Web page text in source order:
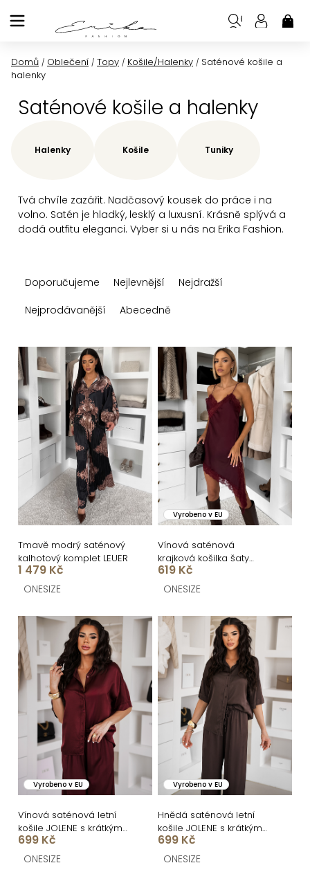
na
Domů / Oblečení / Topy / Košile/Halenky / Saténové košile a
halenky
Saténové košile a halenky
Tvá chvíle zazářit. Nadčasový kousek do práce i na
volno. Satén je hladký, lesklý a luxusní. Krásně splývá a
dodá outfitu eleganci. Vyber si u nás na Erika Fashion.
Halenky Košile Tuniky
a
n
í
p
r
o
d
u
k
t
ů
Doporučujeme Nejlevnější
Nejdražší
Nejprodávanější
Abecedně
V
ý
p
i
s
p
o
d
u
k
ů
Tmavě modrý saténový
kalhotový komplet LEUER
1 479 Kč
ONESIZE
Vyrobeno v EU
Vínová saténová
krajková košilka šaty
ZOMARI
619 Kč
ONESIZE
Vyrobeno v EU
Vínová saténová letní
košile JOLENE s krátkým
rukávem
699 Kč
ONESIZE
Vyrobeno v EU
Hnědá saténová letní
košile JOLENE s krátkým
rukávem
699 Kč
ONESIZE